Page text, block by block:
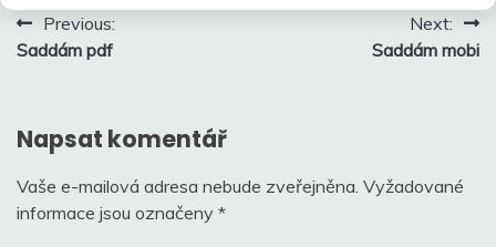
Navigace
pro
Previous:
Saddám pdf
Next:
Saddám mobi
Napsat komentář
Vaše e-mailová adresa nebude zveřejněna. Vyžadované
informace jsou označeny *